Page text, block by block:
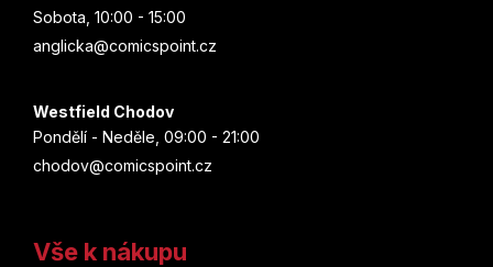
Sobota, 10:00 - 15:00
anglicka@comicspoint.cz
Westfield Chodov
Pondělí - Neděle, 09:00 - 21:00
chodov@comicspoint.cz
Vše k nákupu